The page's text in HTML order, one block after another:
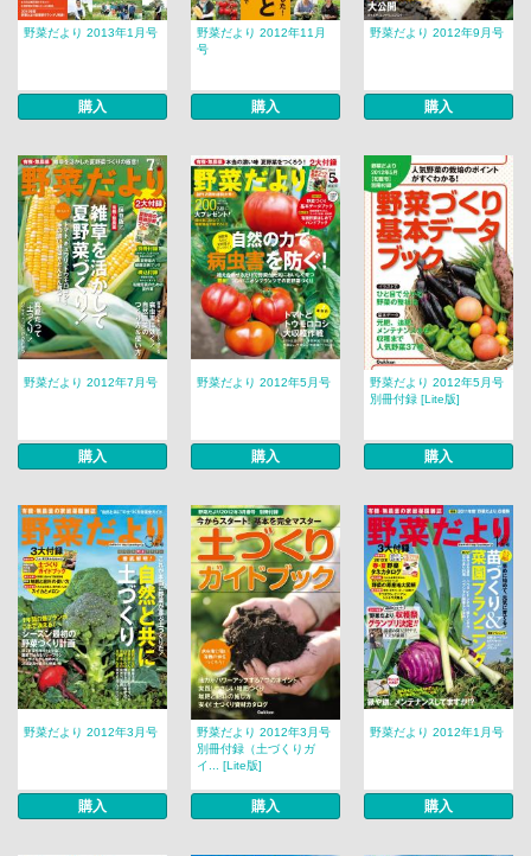
野菜だより 2013年1月号
購入
野菜だより 2012年11月
号
購入
野菜だより 2012年9月号
購入
野菜だより 2012年7月号
購入
野菜だより 2012年5月号
購入
野菜だより 2012年5月号
別冊付録 [Lite版]
購入
野菜だより 2012年3月号
購入
野菜だより 2012年3月号
別冊付録（土づくりガ
イ... [Lite版]
購入
野菜だより 2012年1月号
購入